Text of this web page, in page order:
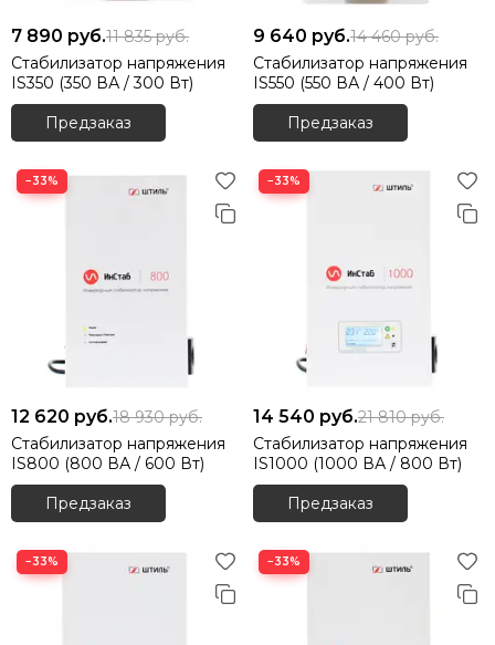
7 890 руб.11 835руб.
Стабилизатор напряжения
IS350 (350 ВА / 300 Вт)
Предзаказ
9 640 руб.14 460руб.
Стабилизатор напряжения
IS550 (550 ВА / 400 Вт)
Предзаказ
−33%
12 620 руб.18 930руб.
Стабилизатор напряжения
IS800 (800 ВА / 600 Вт)
Предзаказ
−33%
14 540 руб.21 810руб.
Стабилизатор напряжения
IS1000 (1000 ВА / 800 Вт)
Предзаказ
−33% −33%